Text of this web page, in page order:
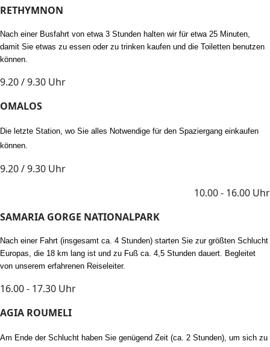
RETHYMNON
Nach einer Busfahrt von etwa 3 Stunden halten wir für etwa 25 Minuten,
damit Sie etwas zu essen oder zu trinken kaufen und die Toiletten benutzen
können.
9.20 / 9.30 Uhr
OMALOS
Die letzte Station, wo Sie alles Notwendige für den Spaziergang einkaufen
können.
9.20 / 9.30 Uhr
10.00 - 16.00 Uhr
SAMARIA GORGE NATIONALPARK
Nach einer Fahrt (insgesamt ca. 4 Stunden) starten Sie zur größten Schlucht
Europas, die 18 km lang ist und zu Fuß ca. 4,5 Stunden dauert. Begleitet
von unserem erfahrenen Reiseleiter.
16.00 - 17.30 Uhr
AGIA ROUMELI
Am Ende der Schlucht haben Sie genügend Zeit (ca. 2 Stunden), um sich zu